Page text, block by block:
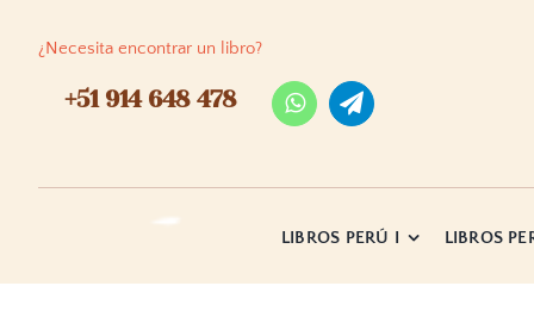
content
¿Necesita encontrar un libro?
+51 914 648 478
LIBROS PERÚ I LIBROS